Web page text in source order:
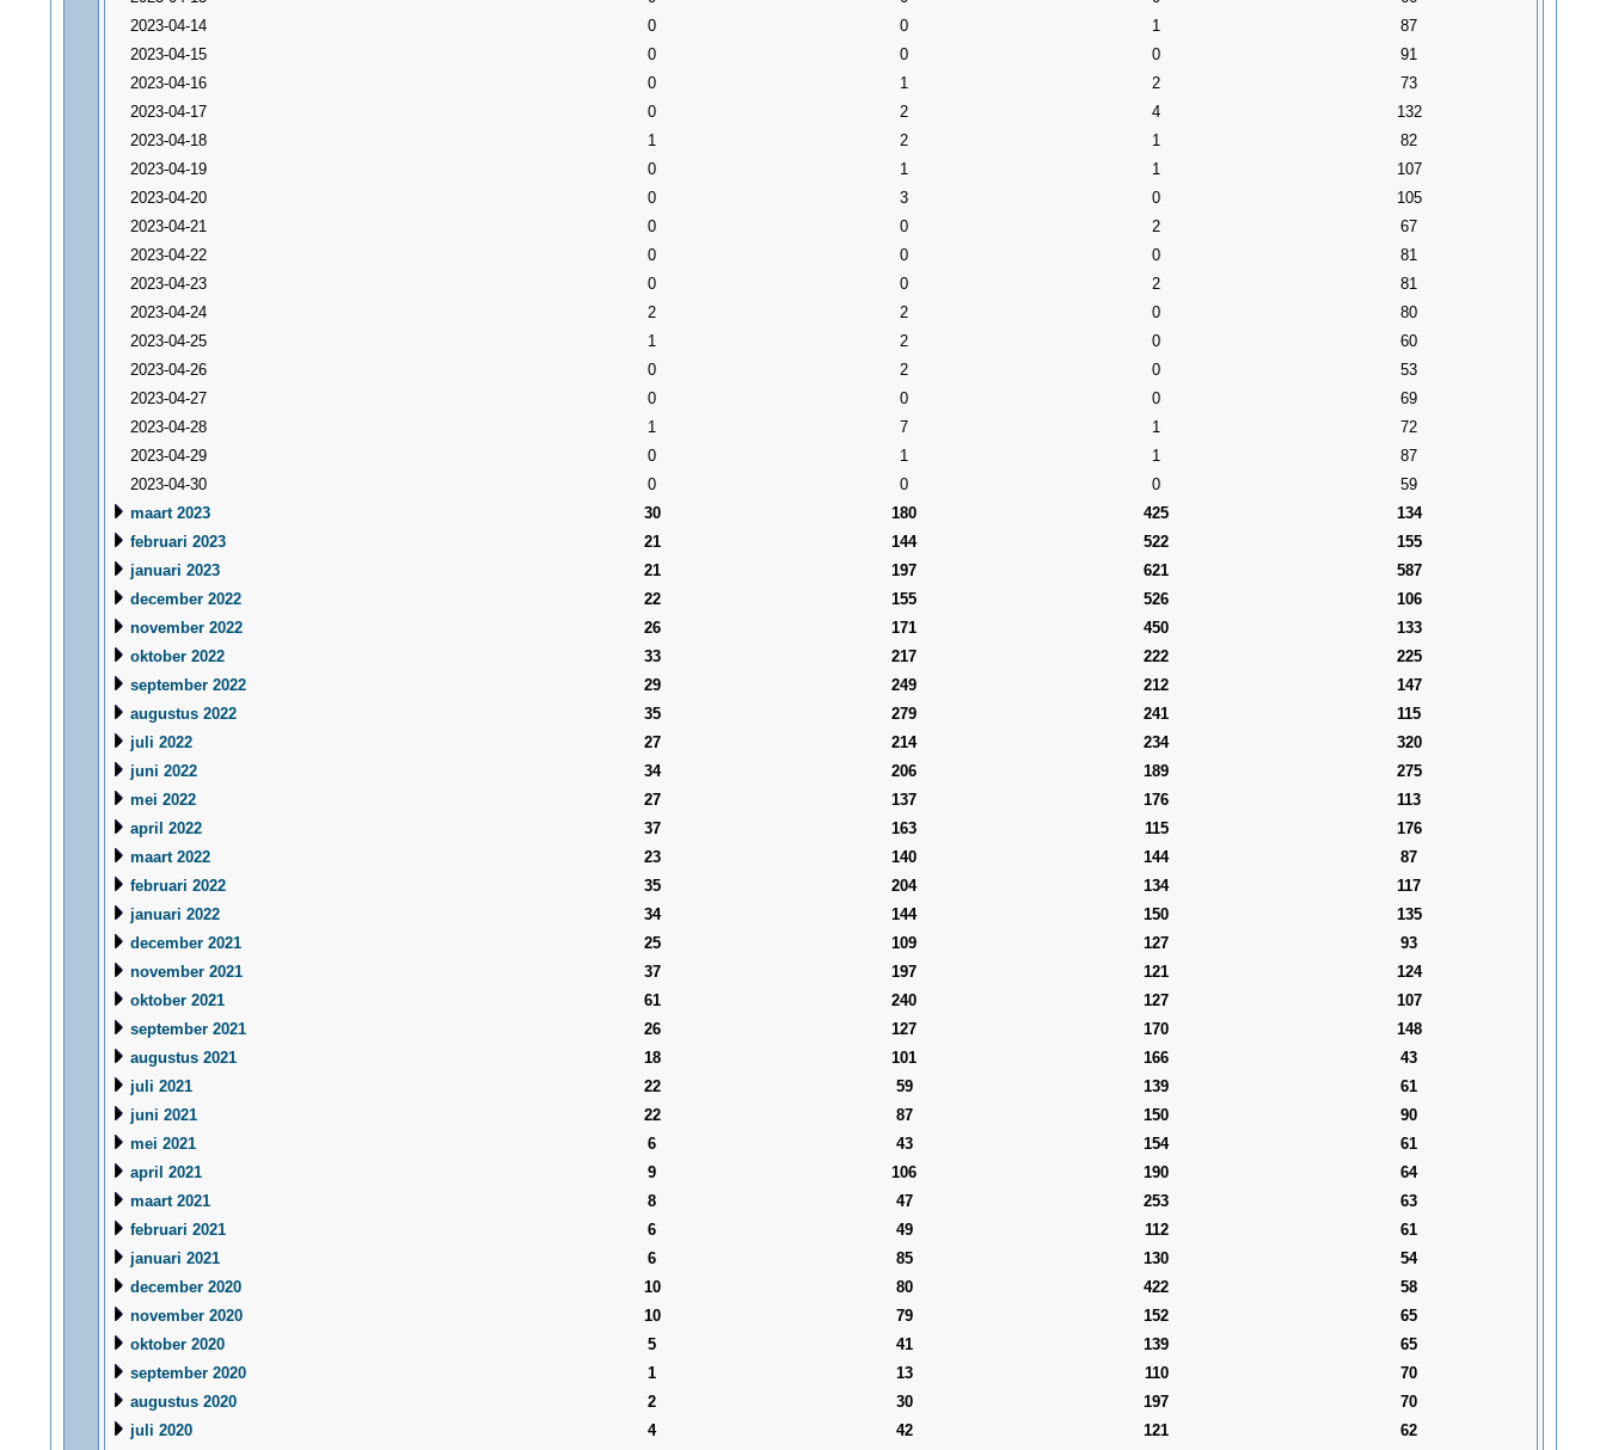
2023-04-14
0 0 1
87
2023-04-15
0 0 0
91
2023-04-16
0 1 2
73
2023-04-17
0 2 4
132
2023-04-18
1 2 1
82
2023-04-19
0 1 1
107
2023-04-20
0 3 0
105
2023-04-21
0 0 2
67
2023-04-22
0 0 0
81
2023-04-23
0 0 2
81
2023-04-24
2 2 0
80
2023-04-25
1 2 0
60
2023-04-26
0 2 0
53
2023-04-27
0 0 0
69
2023-04-28
1 7 1
72
2023-04-29
0 1 1
87
2023-04-30
0 0 0
59
maart 2023
30 180 425
134
februari 2023
21 144 522
155
januari 2023
21 197 621
587
december 2022
22 155 526
106
november 2022
26 171 450
133
oktober 2022
33 217 222
225
september 2022
29 249 212
147
augustus 2022
35 279 241
115
juli 2022
27 214 234
320
juni 2022
34 206 189
275
mei 2022
27 137 176
113
april 2022
37 163 115
176
maart 2022
23 140 144
87
februari 2022
35 204 134
117
januari 2022
34 144 150
135
december 2021
25 109 127
93
november 2021
37 197 121
124
oktober 2021
61 240 127
107
september 2021
26 127 170
148
augustus 2021
18 101 166
43
juli 2021
22 59 139
61
juni 2021
22 87 150
90
mei 2021
6 43 154
61
april 2021
9 106 190
64
maart 2021
8 47 253
63
februari 2021
6 49 112
61
januari 2021
6 85 130
54
december 2020
10 80 422
58
november 2020
10 79 152
65
oktober 2020
5 41 139
65
september 2020
1 13 110
70
augustus 2020
2 30 197
70
juli 2020
4 42 121 62